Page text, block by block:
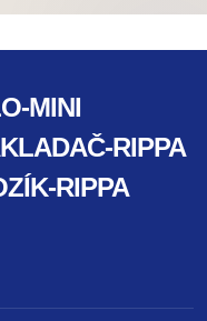
MINI
RIPPA
RIPPA